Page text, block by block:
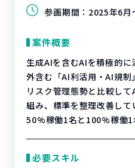
参画期間： 2025年6月
案件概要
生成AIを含むAIを積極的
外含む「AI利活用・AI規
リスク管理態勢と比較し
組み、標準を整理改善して
50%稼働1名と100%稼働1
必要スキル